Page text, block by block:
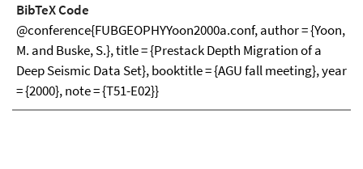
BibTeX Code
@conference{FUBGEOPHYYoon2000a.conf, author = {Yoon,
M. and Buske, S.}, title = {Prestack Depth Migration of a
Deep Seismic Data Set}, booktitle = {AGU fall meeting}, year
= {2000}, note = {T51-E02}}